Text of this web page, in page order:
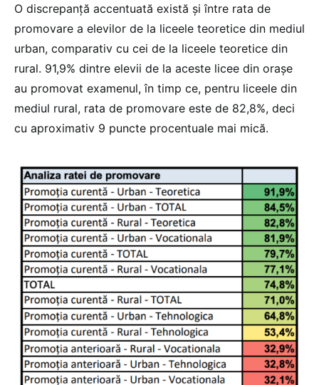
O discrepanță accentuată există și între rata de
promovare a elevilor de la liceele teoretice din mediul
urban, comparativ cu cei de la liceele teoretice din
rural. 91,9% dintre elevii de la aceste licee din orașe
au promovat examenul, în timp ce, pentru liceele din
mediul rural, rata de promovare este de 82,8%, deci
cu aproximativ 9 puncte procentuale mai mică.